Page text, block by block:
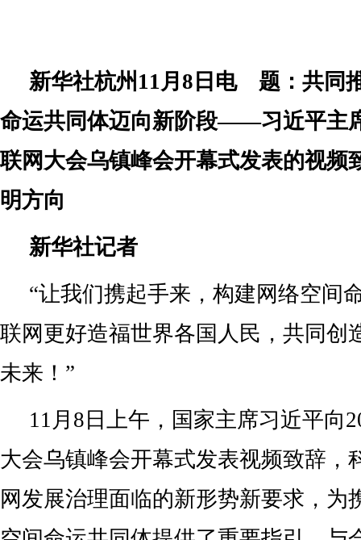
新华社杭州11月8日电 题：共同
命运共同体迈向新阶段——习近平主
联网大会乌镇峰会开幕式发表的视频
明方向
新华社记者
“让我们携起手来，构建网络空间
联网更好造福世界各国人民，共同创
未来！”
11月8日上午，国家主席习近平向
大会乌镇峰会开幕式发表视频致辞，
网发展治理面临的新形势新要求，为